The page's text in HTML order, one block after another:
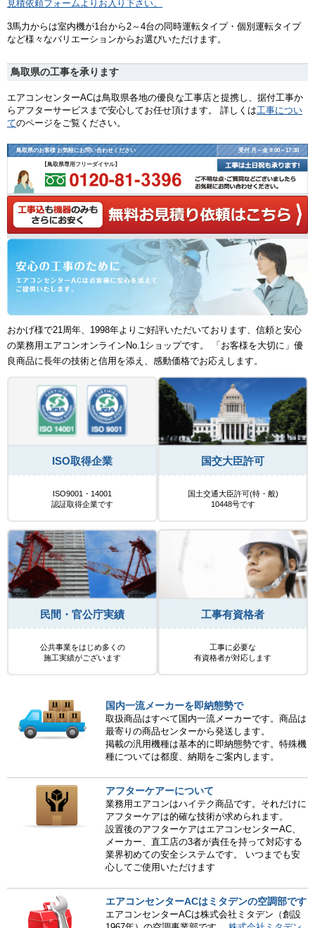
見積依頼フォームよりお入り下さい。
3馬力からは室内機が1台から2～4台の同時運転タイプ・個別運転タイプ
など様々なバリエーションからお選びいただけます。
鳥取県の工事を承ります
エアコンセンターACは鳥取県各地の優良な工事店と提携し、据付工事か
らアフターサービスまで安心してお任せ頂けます。 詳しくは工事につい
てのページをご覧ください。
鳥取県のお客様 お気軽にお問い合わせください 受付 月～金 9:00～17:30
【鳥取県専用フリーダイヤル】
おかげ様で21周年、1998年よりご好評いただいております、信頼と安心
の業務用エアコンオンラインNo.1ショップです。 「お客様を大切に」優
良商品に長年の技術と信用を添え、感動価格でお応えします。
ISO取得企業
ISO9001・14001
認証取得企業です
国交大臣許可
国土交通大臣許可(特・般)
10448号です
民間・官公庁実績
公共事業をはじめ多くの
施工実績がございます
工事有資格者
工事に必要な
有資格者が対応します
国内一流メーカーを即納態勢で
取扱商品はすべて国内一流メーカーです。商品は
最寄りの商品センターから発送します。
掲載の汎用機種は基本的に即納態勢です。特殊機
種については都度、納期をご案内します。
アフターケアーについて
業務用エアコンはハイテク商品です。それだけに
アフターケアは的確な技術が求められます。
設置後のアフターケアはエアコンセンターAC、
メーカー、直工店の3者が責任を持って対応する
業界初めての安全システムです。 いつまでも安
心してご使用いただけます
エアコンセンターACはミタデンの空調部です
エアコンセンターACは株式会社ミタデン（創設